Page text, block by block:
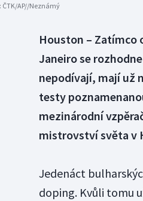
ČTK/AP//Neznámý
Houston – Zatímco
Janeiro se
nepodívají, mají už
testy
mezinárodní
mistrovství světa v
Jedenáct
doping. Kvůli tomu